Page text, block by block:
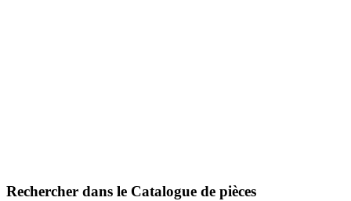
Rechercher dans le Catalogue de pièces